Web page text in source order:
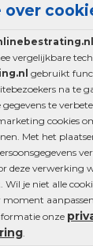
vergelijkbare
gebruikt
na te
gegevens te
cookies
Met het
deze verwerking
Wil je niet alle
moment
onze